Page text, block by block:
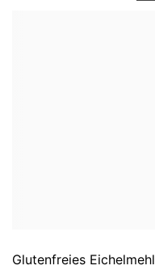
Glutenfreies Eichelmehl